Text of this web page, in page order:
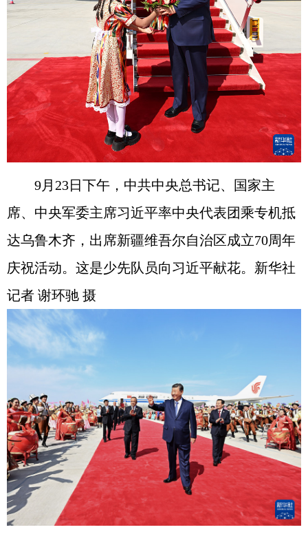
9月23日下午，中共中央总书记、国家主
席、中央军委主席习近平率中央代表团乘专机抵
达乌鲁木齐，出席新疆维吾尔自治区成立70周年
庆祝活动。这是少先队员向习近平献花。新华社
记者 谢环驰 摄